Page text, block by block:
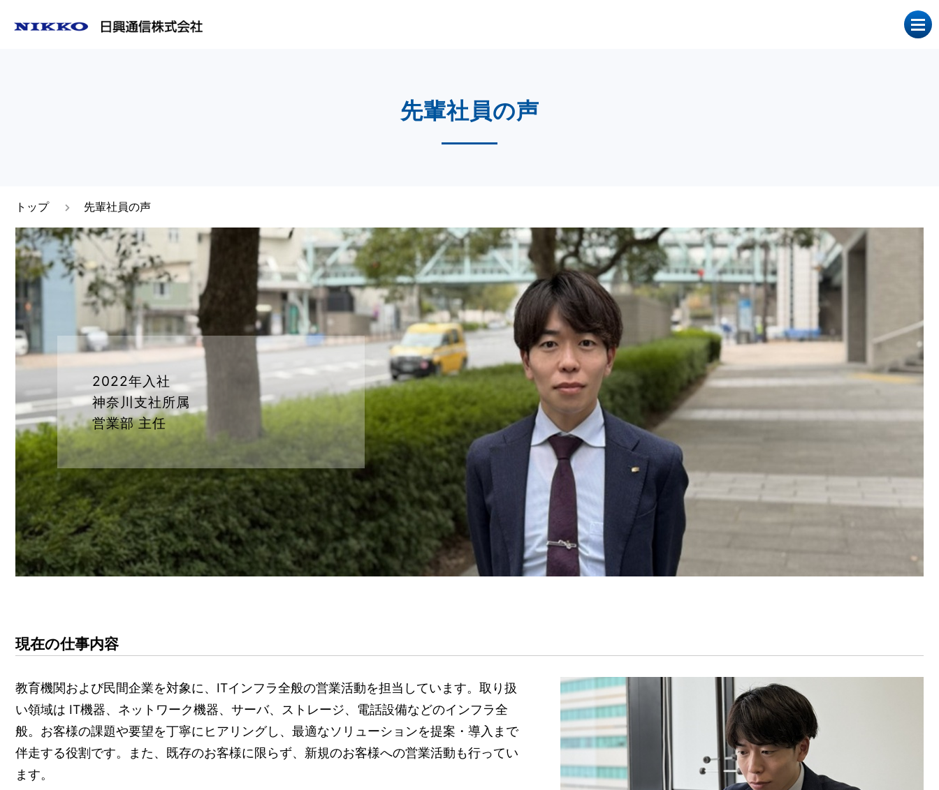
先輩社員の声
トップ 先輩社員の声
2022年入社
神奈川支社所属
営業部 主任
現在の仕事内容
教育機関および民間企業を対象に、ITインフラ全般の営業活動を担当しています。取り扱
い領域は IT機器、ネットワーク機器、サーバ、ストレージ、電話設備などのインフラ全
般。お客様の課題や要望を丁寧にヒアリングし、最適なソリューションを提案・導入まで
伴走する役割です。また、既存のお客様に限らず、新規のお客様への営業活動も行ってい
ます。